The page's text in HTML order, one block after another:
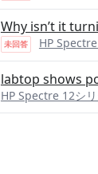
Why isn’t it
未回答 HP
labtop shows
HP Spectre 12シ